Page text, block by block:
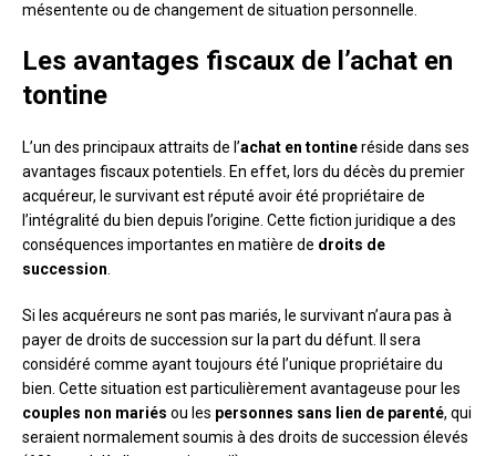
mésentente ou de changement de situation personnelle.
Les avantages fiscaux de l’achat en
tontine
L’un des principaux attraits de l’achat en tontineréside dans ses
avantages fiscaux potentiels. En effet, lors du décès du premier
acquéreur, le survivant est réputé avoir été propriétaire de
l’intégralité du bien depuis l’origine. Cette fiction juridique a des
conséquences importantes en matière de droits de
succession
Si les acquéreurs ne sont pas mariés, le survivant n’aura pas à
payer de droits de succession sur la part du défunt. Il sera
considéré comme ayant toujours été l’unique propriétaire du
bien. Cette situation est particulièrement avantageuse pour les
couples non mariés ou les personnes sans lien de parenté, qui
seraient normalement soumis à des droits de succession élevés